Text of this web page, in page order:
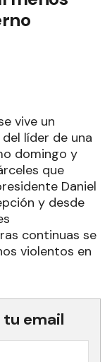
vive un
líder de una
domingo y
que
Daniel
y desde
continuas se
violentos en
tu email